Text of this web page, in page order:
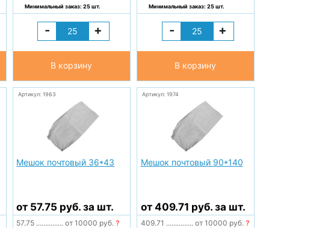
Минимальный заказ: 25 шт.
- +
В корзину
Минимальный заказ: 25 шт.
- +
В корзину
Артикул: 1963
Мешок почтовый 36*43
от 57.75 руб. за шт.
57.75 ............... от 10000 руб.?
Артикул: 1974
Мешок почтовый 90*140
от 409.71 руб. за шт.
409.71 ............... от 10000 руб. ?